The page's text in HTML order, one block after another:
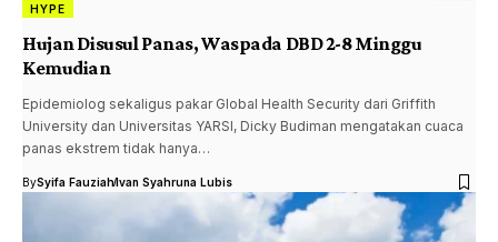
HYPE
Hujan Disusul Panas, Waspada DBD 2-8 Minggu
Kemudian
Epidemiolog sekaligus pakar Global Health Security dari Griffith
University dan Universitas YARSI, Dicky Budiman mengatakan cuaca
panas ekstrem tidak hanya…
BySyifa FauziahIvan Syahruna Lubis